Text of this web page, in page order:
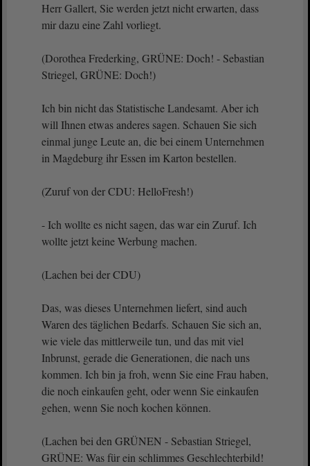
Herr Gallert, Sie werden jetzt nicht erwarten, dass
mir dazu eine Zahl vorliegt.
(Dorothea Frederking, GRÜNE: Doch! - Sebastian
Striegel, GRÜNE: Doch!)
Ich bin nicht das Statistische Landesamt. Aber ich
will Ihnen etwas anderes sagen. Schauen Sie sich
einmal junge Leute an, die bei einem Unternehmen
in Magdeburg ihr Essen im Karton bestellen.
(Zuruf von der CDU: HelloFresh!)
- Ich wollte es nicht sagen, das war ein Zuruf. Ich
wollte jetzt keine Werbung machen.
(Lachen bei der CDU)
Das, was dieses Unternehmen liefert, sind auch
Waren des täglichen Bedarfs. Schauen Sie sich an,
wie viele das mittlerweile tun, und das mit viel
Inbrunst, gerade die Generationen, die nach uns
kommen. Ich bin ja froh, wenn Sie eine Frau haben,
die noch einkaufen geht, oder wenn Sie einkaufen
gehen, wenn Sie noch kochen können.
(Lachen bei den GRÜNEN - Sebastian Striegel,
GRÜNE: Was für ein schlimmes Geschlechterbild!